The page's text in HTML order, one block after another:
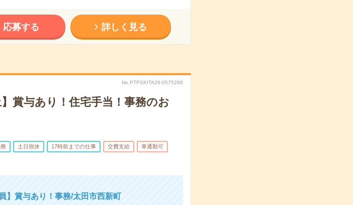
応募する 詳しく見る
No.PTPSKITA26-0575288
賞与あり！住宅手当！事務のお
土日祝休 17時前までの仕事 交費支給 車通勤可
】賞与あり！事務/太田市西新町